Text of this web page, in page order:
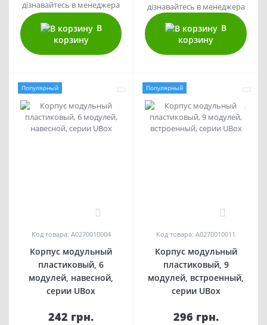
дізнавайтесь в менеджера
В
корзину
дізнавайтесь в менеджера
В
корзину
Популярный
Код товара: A0270010004
Корпус модульный
пластиковый, 6
модулей, навесной,
серии UBox
242 грн.
Популярный
Код товара: A0270010011
Корпус модульный
пластиковый, 9
модулей, встроенный,
серии UBox
296 грн.